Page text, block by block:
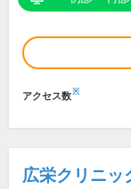
アクセス数※
広栄クリニッ